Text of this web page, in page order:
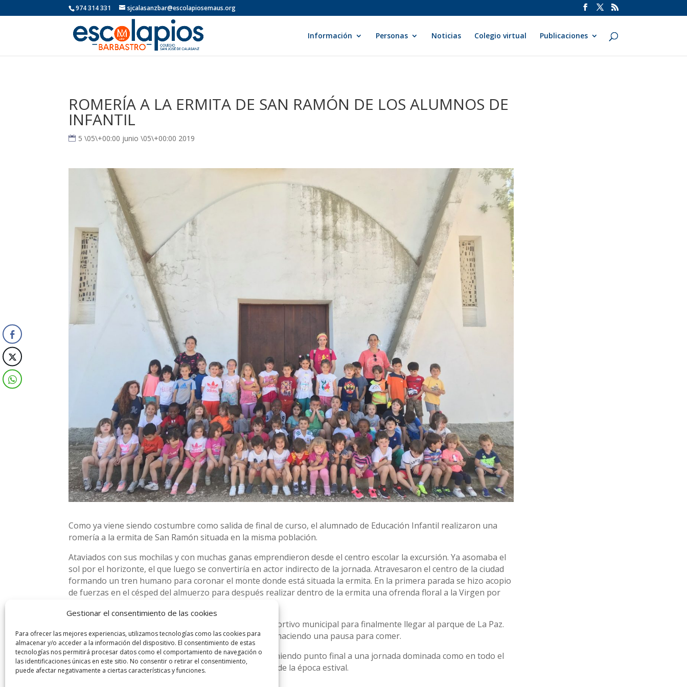
Gestionar el consentimiento de las cookies
Para ofrecer las mejores experiencias, utilizamos tecnologías como las cookies para
almacenar y/o acceder a la información del dispositivo. El consentimiento de estas
tecnologías nos permitirá procesar datos como el comportamiento de navegación o
las identificaciones únicas en este sitio. No consentir o retirar el consentimiento,
puede afectar negativamente a ciertas características y funciones.
974 314 331 sjcalasanzbar@escolapiosemaus.org
Información Personas Noticias Colegio virtual Publicaciones
ROMERÍA A LA ERMITA DE SAN RAMÓN DE LOS ALUMNOS DE
INFANTIL
5 \05\+00:00 junio \05\+00:00 2019
Como ya viene siendo costumbre como salida de final de curso, el alumnado de Educación Infantil realizaron una
romería a la ermita de San Ramón situada en la misma población.
Ataviados con sus mochilas y con muchas ganas emprendieron desde el centro escolar la excursión. Ya asomaba el
sol por el horizonte, el que luego se convertiría en actor indirecto de la jornada. Atravesaron el centro de la ciudad
formando un tren humano para coronar el monte donde está situada la ermita. En la primera parada se hizo acopio
de fuerzas en el césped del almuerzo para después realizar dentro de la ermita una ofrenda floral a la Virgen por
Acto seguido pasaron por las instalaciones del polideportivo municipal para finalmente llegar al parque de La Paz.
Allí disfrutaron del espacio abierto y de los columpios, haciendo una pausa para comer.
La vuelta al centro se produjo sin menor incidencia poniendo punto final a una jornada dominada como en todo el
territorio nacional de unas temperaturas mas propias de la época estival.